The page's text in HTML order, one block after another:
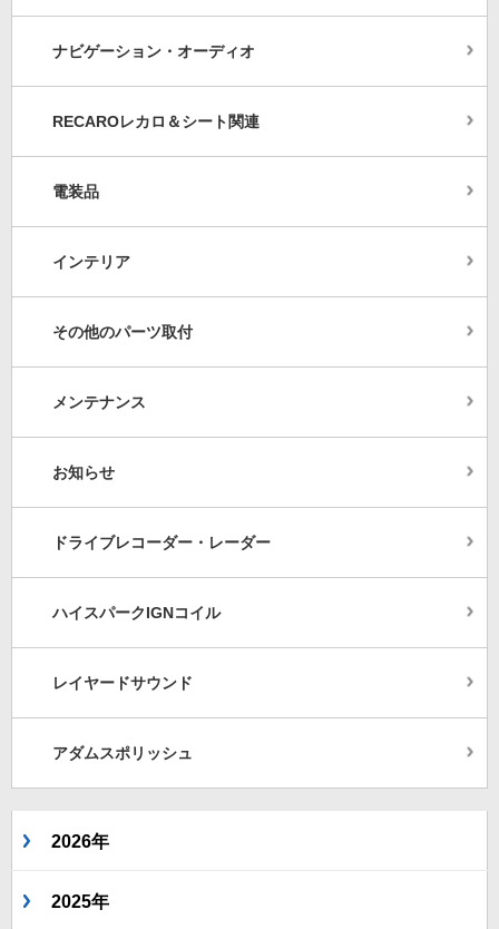
ナビゲーション・オーディオ
RECAROレカロ＆シート関連
電装品
インテリア
その他のパーツ取付
メンテナンス
お知らせ
ドライブレコーダー・レーダー
ハイスパークIGNコイル
レイヤードサウンド
アダムスポリッシュ
2026年
2025年